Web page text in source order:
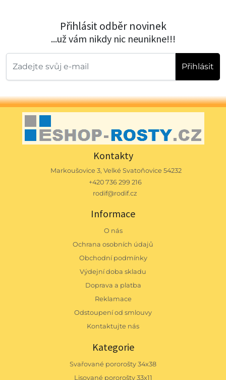
Přihlásit odběr novinek
...už vám nikdy nic neunikne!!!
Přihlásit
Kontakty
Markoušovice 3, Velké Svatoňovice 54232
+420 736 299 216
rodif@rodif.cz
Informace
O nás
Ochrana osobních údajů
Obchodní podmínky
Výdejní doba skladu
Doprava a platba
Reklamace
Odstoupení od smlouvy
Kontaktujte nás
Kategorie
Svařované pororošty 34x38
Lisované pororošty 33x11